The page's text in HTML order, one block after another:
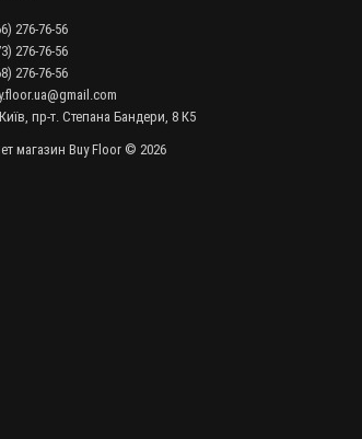
276-76-56
276-76-56
276-76-56
пр-т. Степана Бандери, 8 К5
магазин Buy Floor © 2026